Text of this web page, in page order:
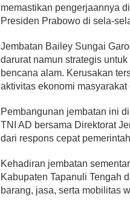
memastikan pengerjaannya
Presiden Prabowo di sela-
Jembatan Bailey Sungai
darurat namun strategis
bencana alam. Kerusakan
aktivitas ekonomi
Pembangunan jembatan ini
TNI AD bersama Direktorat
dari respons cepat
Kehadiran jembatan
Kabupaten Tapanuli Tengah
barang, jasa, serta mobilitas